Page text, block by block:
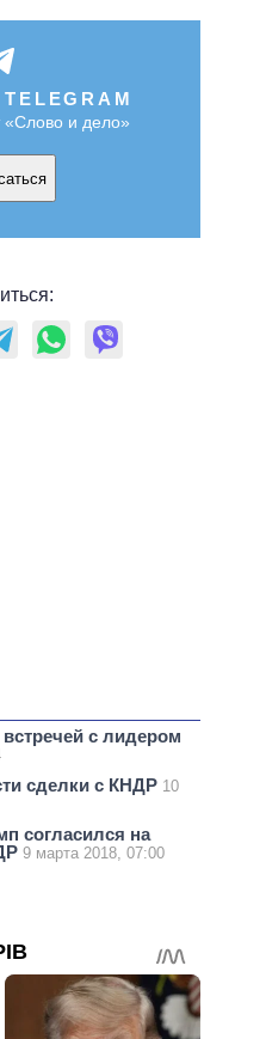
и дело»
с лидером
сделки с КНДР 10
согласился на
9 марта 2018, 07:00